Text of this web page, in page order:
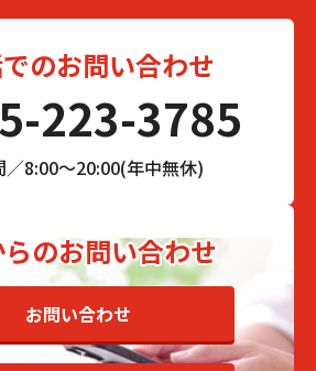
のお問い合わせ
223-3785
／8:00～20:00(年中無休)
のお問い合わせ
お問い合わせ